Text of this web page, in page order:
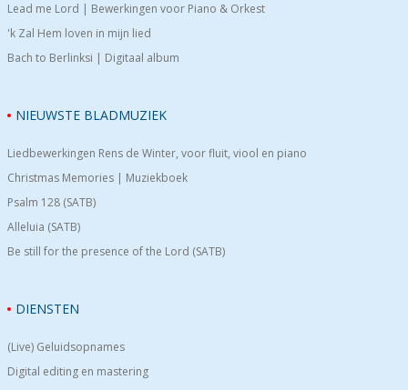
Lead me Lord | Bewerkingen voor Piano & Orkest
'k Zal Hem loven in mijn lied
Bach to Berlinksi | Digitaal album
NIEUWSTE BLADMUZIEK
Liedbewerkingen Rens de Winter, voor fluit, viool en piano
Christmas Memories | Muziekboek
Psalm 128 (SATB)
Alleluia (SATB)
Be still for the presence of the Lord (SATB)
DIENSTEN
(Live) Geluidsopnames
Digital editing en mastering